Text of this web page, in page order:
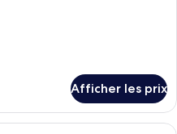
Afficher les prix
Literie de qualité, minibar, coffre-